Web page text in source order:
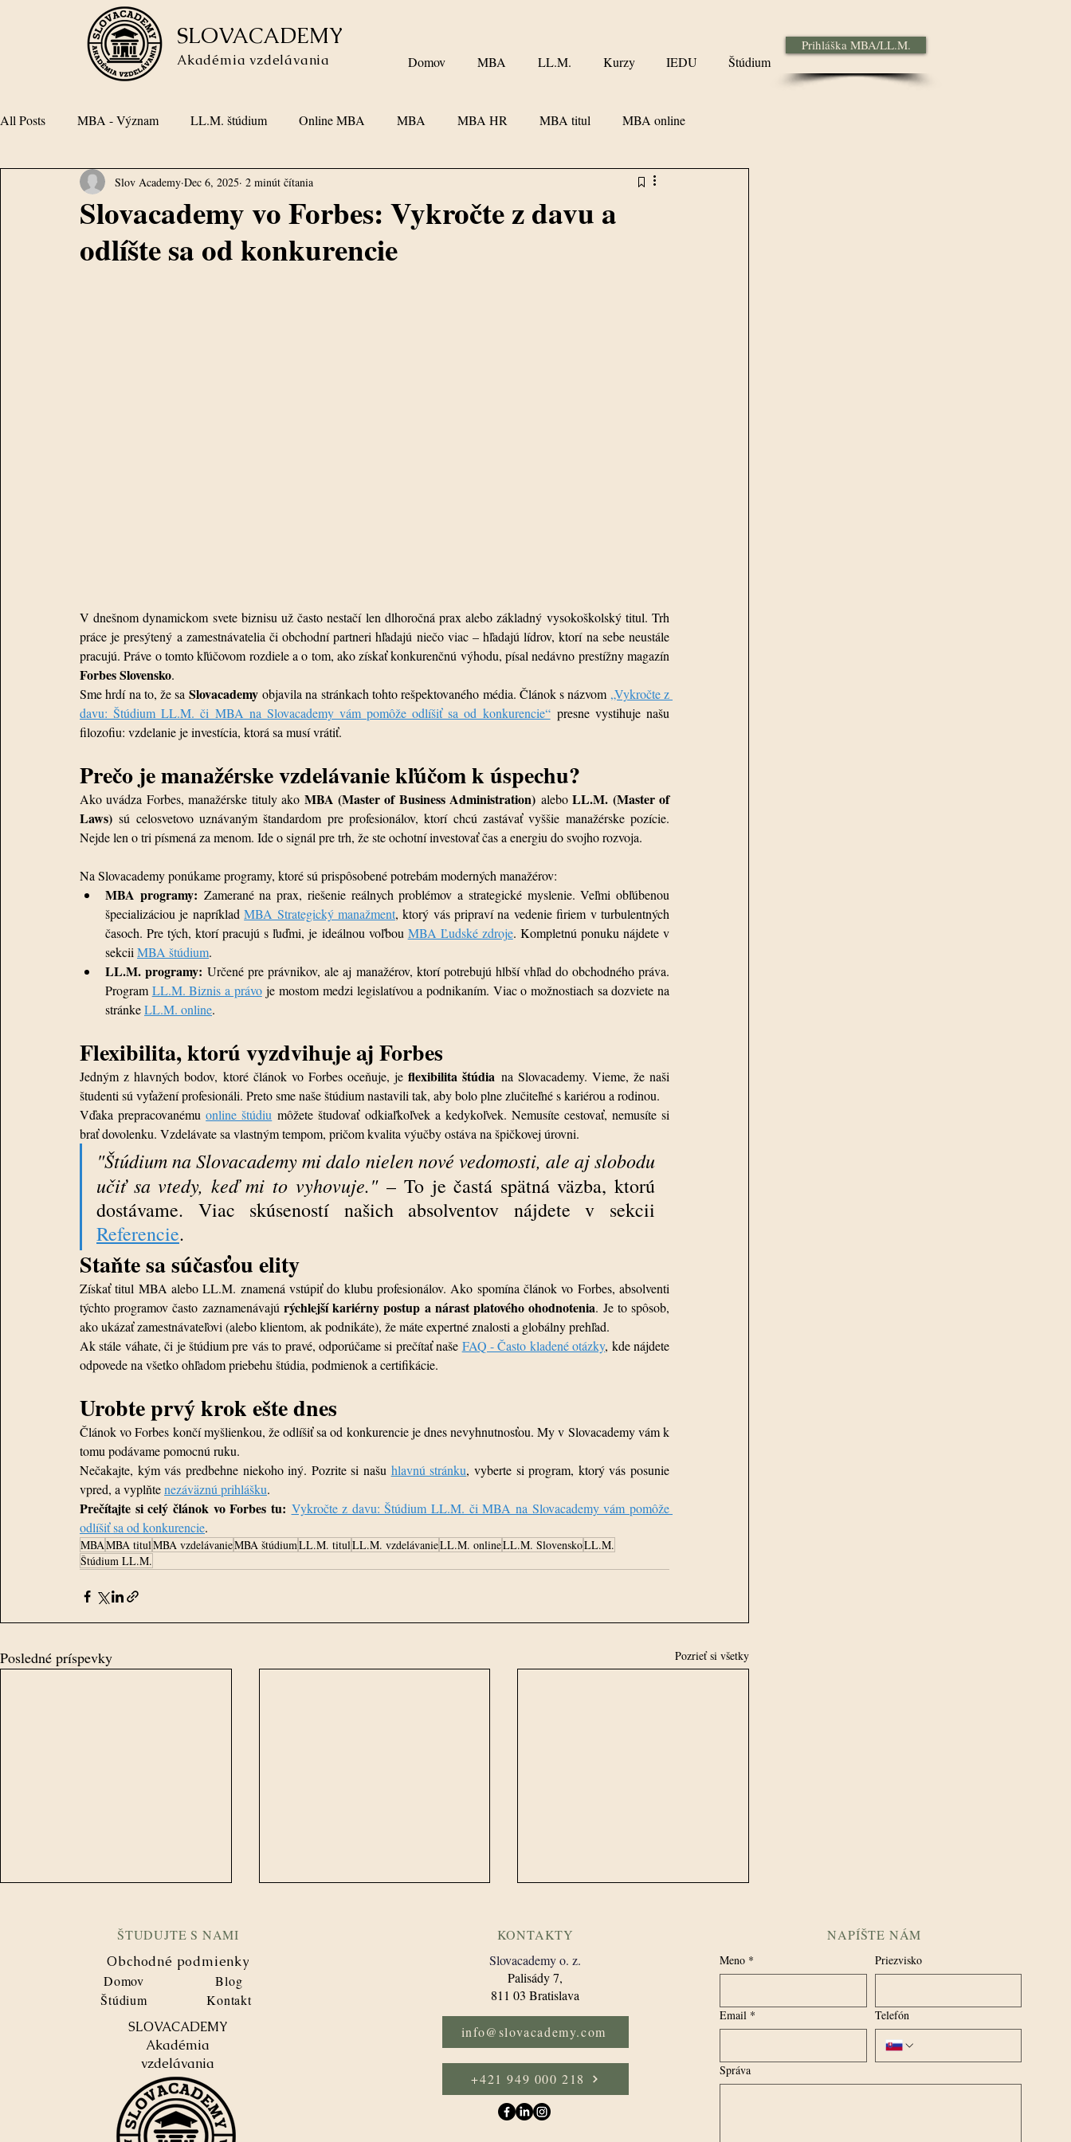
SLOVACADEMY
Akadémia vzdelávania Domov MBA LL.M. Kurzy IEDU Štúdium
Prihláška MBA/LL.M.
All Posts MBA - Význam LL.M. štúdium Online MBA MBA MBA HR MBA titul MBA online
MBA štúdium LL.M. online LL.M. titul
Slovacademy vo Forbes: Vykročte z davu a
odlíšte sa od konkurencie
Slov Academy Dec 6, 2025 2 minút čítania
V dnešnom dynamickom svete biznisu už často nestačí len dlhoročná prax alebo základný vysokoškolský titul. Trh
práce je presýtený a zamestnávatelia či obchodní partneri hľadajú niečo viac – hľadajú lídrov, ktorí na sebe neustále
Forbes Slovensko.
Sme hrdí na to, že sa Slovacademy objavila na stránkach tohto rešpektovaného média. Článok s názvom „Vykročte z
davu: Štúdium LL.M. či MBA na Slovacademy vám pomôže odlíšiť sa od konkurencie“ presne vystihuje našu
filozofiu: vzdelanie je investícia, ktorá sa musí vrátiť.
Prečo je manažérske vzdelávanie kľúčom k úspechu?
Ako uvádza Forbes, manažérske tituly ako MBA (Master of Business Administration) alebo LL.M. (Master of
Laws) sú celosvetovo uznávaným štandardom pre profesionálov, ktorí chcú zastávať vyššie manažérske pozície.
Nejde len o tri písmená za menom. Ide o signál pre trh, že ste ochotní investovať čas a energiu do svojho rozvoja.
Na Slovacademy ponúkame programy, ktoré sú prispôsobené potrebám moderných manažérov:
MBA programy: Zamerané na prax, riešenie reálnych problémov a strategické myslenie. Veľmi obľúbenou
špecializáciou je napríklad MBA Strategický manažment, ktorý vás pripraví na vedenie firiem v turbulentných
časoch. Pre tých, ktorí pracujú s ľuďmi, je ideálnou voľbou MBA Ľudské zdroje. Kompletnú ponuku nájdete v
sekcii MBA štúdium.
LL.M. programy: Určené pre právnikov, ale aj manažérov, ktorí potrebujú hlbší vhľad do obchodného práva.
Program LL.M. Biznis a právo je mostom medzi legislatívou a podnikaním. Viac o možnostiach sa dozviete na
stránke LL.M. online.
Flexibilita, ktorú vyzdvihuje aj Forbes
Jedným z hlavných bodov, ktoré článok vo Forbes oceňuje, je flexibilita štúdia na Slovacademy. Vieme, že naši
študenti sú vyťažení profesionáli. Preto sme naše štúdium nastavili tak, aby bolo plne zlučiteľné s kariérou a rodinou.
Vďaka prepracovanému online štúdiu môžete študovať odkiaľkoľvek a kedykoľvek. Nemusíte cestovať, nemusíte si
brať dovolenku. Vzdelávate sa vlastným tempom, pričom kvalita výučby ostáva na špičkovej úrovni.
"Štúdium na Slovacademy mi dalo nielen nové vedomosti, ale aj slobodu
učiť sa vtedy, keď mi to vyhovuje." – To je častá spätná väzba, ktorú
Referencie.
Staňte sa súčasťou elity
Získať titul MBA alebo LL.M. znamená vstúpiť do klubu profesionálov. Ako spomína článok vo Forbes, absolventi
týchto programov často zaznamenávajú rýchlejší kariérny postup a nárast platového ohodnotenia. Je to spôsob,
ako ukázať zamestnávateľovi (alebo klientom, ak podnikáte), že máte expertné znalosti a globálny prehľad.
Ak stále váhate, či je štúdium pre vás to pravé, odporúčame si prečítať naše FAQ - Často kladené otázky, kde nájdete
odpovede na všetko ohľadom priebehu štúdia, podmienok a certifikácie.
Urobte prvý krok ešte dnes
Článok vo Forbes končí myšlienkou, že odlíšiť sa od konkurencie je dnes nevyhnutnosťou. My v Slovacademy vám k
tomu podávame pomocnú ruku.
Nečakajte, kým vás predbehne niekoho iný. Pozrite si našu hlavnú stránku, vyberte si program, ktorý vás posunie
vpred, a vyplňte nezáväznú prihlášku.
Prečítajte si celý článok vo Forbes tu: Vykročte z davu: Štúdium LL.M. či MBA na Slovacademy vám pomôže
odlíšiť sa od konkurencie.
MBAMBA titulMBA vzdelávanieMBA štúdiumLL.M. titulLL.M. vzdelávanieLL.M. onlineLL.M. SlovenskoLL.M.
Štúdium LL.M.
Posledné príspevky Pozrieť si všetky
Čo je titul LL.M. a prečo sa
doň oplatí investovať?
MBA Štúdium Online:
Komplexný Sprievodca
Vzdelávaním v Oblasti
Obchodnej Administrácie
ŠTUDUJTE S NAMI
Obchodné podmienky
Domov
Štúdium
Blog
Kontakt
SLOVACADEMY
Akadémia
vzdelávania
KONTAKTY
Slovacademy o. z.
​Palisády 7,
811 03 Bratislava​
info@slovacademy.com
+421 949 000 218
NAPÍŠTE NÁM
Meno * Priezvisko
Email * Telefón
Správa